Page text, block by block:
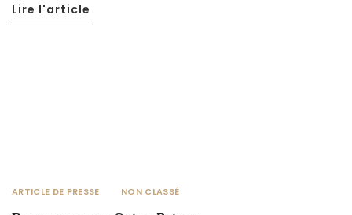
Lire l'article
ARTICLE DE PRESSE NON CLASSÉ